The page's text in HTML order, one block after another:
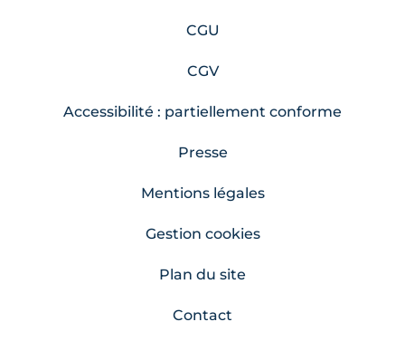
CGU
CGV
Accessibilité : partiellement conforme
Presse
Mentions légales
Gestion cookies
Plan du site
Contact